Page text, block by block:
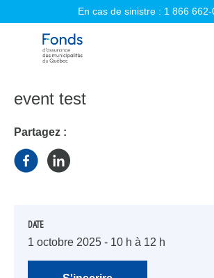
En cas de sinistre : 1 866 662-
Fonds d'assurance
event test
Partagez :
DATE
1 octobre 2025 - 10 h à 12 h